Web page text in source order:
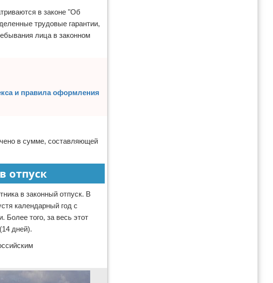
в законе "Об
трудовые гарантии,
лица в законном
и правила оформления
в сумме, составляющей
отпуск
в законный отпуск. В
календарный год с
Более того, за весь этот
дней).